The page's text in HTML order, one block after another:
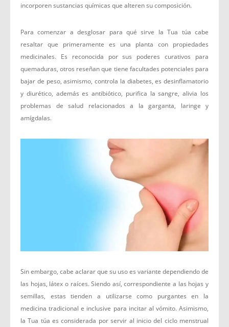
incorporen sustancias químicas que alteren su composición.
Para comenzar a desglosar para qué sirve la Tua túa cabe
resaltar que primeramente es una planta con propiedades
medicinales. Es reconocida por sus poderes curativos para
quemaduras, otros reseñan que tiene facultades potenciales para
bajar de peso, asimismo, controla la diabetes, es desinflamatorio
y diurético, además es antibiótico, purifica la sangre, alivia los
problemas de salud relacionados a la garganta, laringe y
amígdalas.
Sin embargo, cabe aclarar que su uso es variante dependiendo de
las hojas, látex o raíces. Siendo así, correspondiente a las hojas y
semillas, estas tienden a utilizarse como purgantes en la
medicina tradicional e inclusive para incitar al vómito. Asimismo,
la Tua túa es considerada por servir al inicio del ciclo menstrual